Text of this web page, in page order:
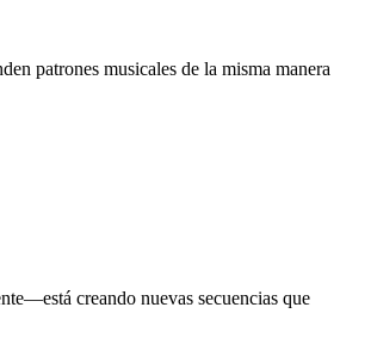
patrones musicales de la misma manera
creando nuevas secuencias que